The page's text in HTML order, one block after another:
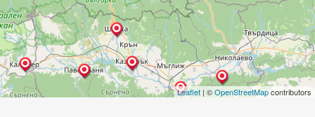
Leaflet | ©OpenStreetMapcontributors